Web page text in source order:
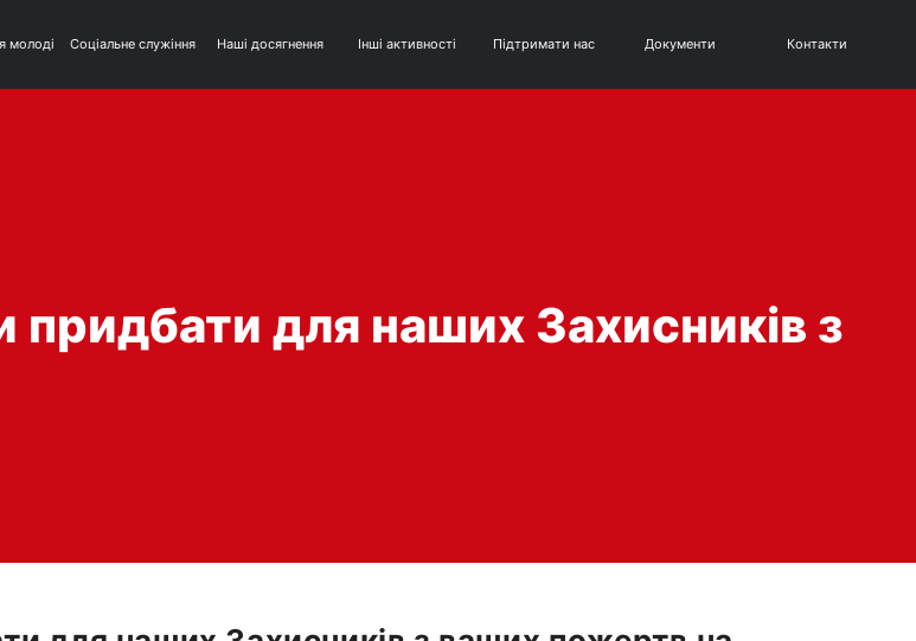
молоді Соціальне служіння Наші досягнення Інші активності Підтримати нас Документи Контакти
придбати для наших Захисників з